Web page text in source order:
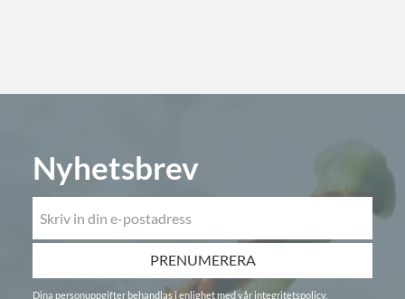
Nyhetsbrev
PRENUMERERA
Dina personuppgifter behandlas i enlighet med vår integritetspolicy.